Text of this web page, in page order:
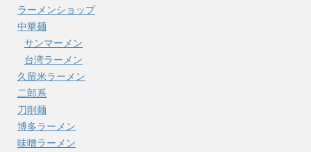
ラーメンショップ
中華麺
サンマーメン
台湾ラーメン
久留米ラーメン
二郎系
刀削麺
博多ラーメン
味噌ラーメン